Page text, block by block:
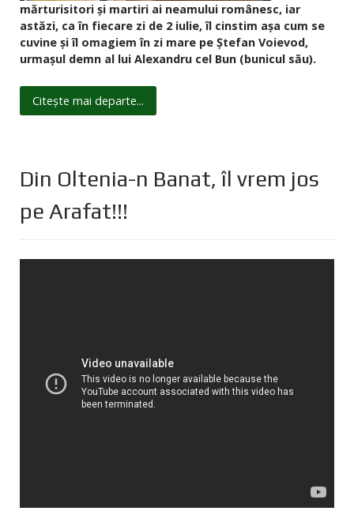
mărturisitori și martiri ai neamului românesc, iar
astăzi, ca în fiecare zi de 2 iulie, îl cinstim așa cum se
cuvine și îl omagiem în zi mare pe Ștefan Voievod,
urmașul demn al lui Alexandru cel Bun (bunicul său).
Citește mai departe...
Din Oltenia-n Banat, îl vrem jos
pe Arafat!!!